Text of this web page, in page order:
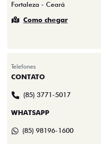
Fortaleza - Ceará
Como chegar
Telefones
CONTATO
(85) 3771-5017
WHATSAPP
(85) 98196-1600